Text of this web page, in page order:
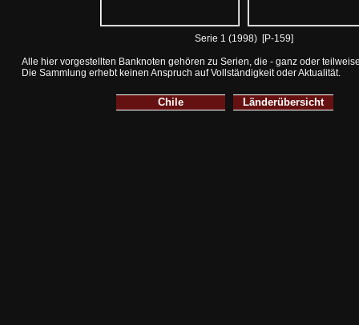
Serie 1 (1998) [P-159]
Alle hier vorgestellten Banknoten gehören zu Serien, die - ganz oder
Die Sammlung erhebt keinen Anspruch auf Vollständigkeit oder Aktualität.
Chile Länderübersicht